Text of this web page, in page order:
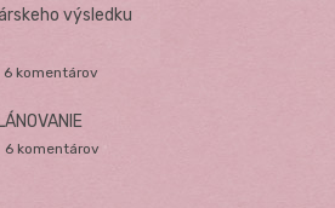
výsledku
6 komentárov
6 komentárov